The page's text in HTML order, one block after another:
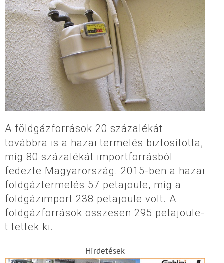
A földgázforrások 20 százalékát
továbbra is a hazai termelés biztosította,
míg 80 százalékát importforrásból
fedezte Magyarország. 2015-ben a hazai
földgáztermelés 57 petajoule, míg a
földgázimport 238 petajoule volt. A
földgázforrások összesen 295 petajoule-
t tettek ki.
Hirdetések